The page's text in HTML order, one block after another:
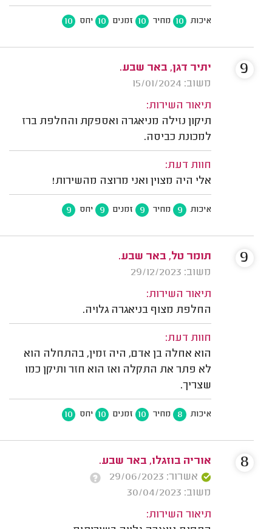
איכות 10 מחיר 10 זמנים 10 יחס 10
יתיר דגן, באר שבע.
משוב: 15/01/2024
תיאור השירות:
תיקון נזילה מניאגרה ואספקת והחלפת ברז
למכונת כביסה.
חוות דעת:
אלי היה מצוין ואני מרוצה מהשירות!
איכות 9 מחיר 9 זמנים 9 יחס 9
9
תומר טל, באר שבע.
משוב: 29/12/2023
תיאור השירות:
החלפת מצוף בניאגרה גלויה.
חוות דעת:
הוא אחלה בן אדם, היה זמין, בהתחלה הוא
לא פתר את התקלה ואז הוא חזר ותיקן כמו
שצריך.
איכות 8 מחיר 10 זמנים 10 יחס 10
9
אוריה בוזגלו, באר שבע.
אשרור: 29/06/2023
משוב: 30/04/2023
תיאור השירות:
8